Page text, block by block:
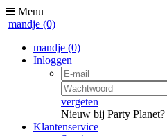
Menu
mandje (0)
mandje (0)
Inloggen
vergeten
Nieuw bij Party Planet?
Klantenservice